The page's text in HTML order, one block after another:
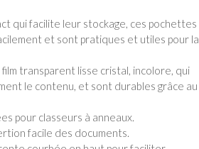
qui facilite leur stockage, ces pochettes
et sont pratiques et utiles pour la
transparent lisse cristal, incolore, qui
le contenu, et sont durables grâce au
pour classeurs à anneaux.
facile des documents.